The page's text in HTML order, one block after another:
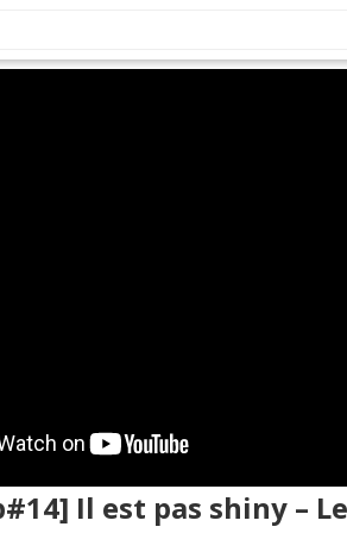
Il est pas shiny –